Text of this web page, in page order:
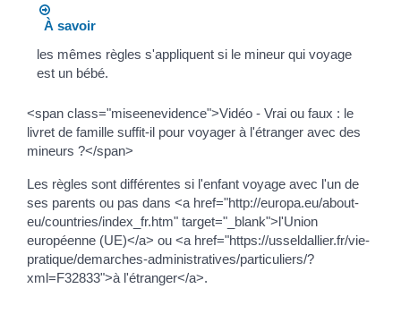
À savoir
les mêmes règles s'appliquent si le mineur qui voyage
est un bébé.
<span class="miseenevidence">Vidéo - Vrai ou faux : le
livret de famille suffit-il pour voyager à l'étranger avec des
mineurs ?</span>
Les règles sont différentes si l'enfant voyage avec l'un de
ses parents ou pas dans <a href="http://europa.eu/about-
eu/countries/index_fr.htm" target="_blank">l'Union
européenne (UE)</a> ou <a href="https://usseldallier.fr/vie-
pratique/demarches-administratives/particuliers/?
xml=F32833">à l'étranger</a>.